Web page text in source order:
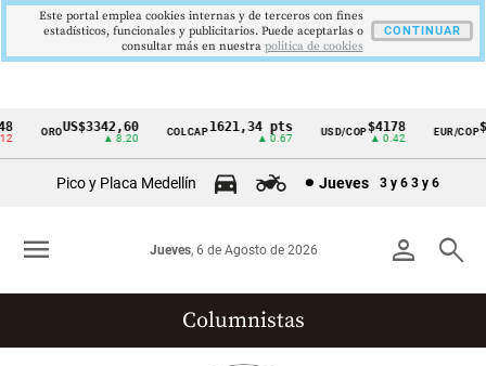
Cintillo
Colombia
OROUS$3342,60
▲ 8.20
COLCAP1621,34 pts
▲ 0.67
USD/COP$4178
▲ 0.42
EUR/COP
Pico y Placa Medellín Jueves 3 y 6 3 y 6
person search
Jueves, 6 de Agosto de 2026
menu
Columnistas
Este portal emplea cookies internas y de terceros con fines
estadísticos, funcionales y publicitarios. Puede aceptarlas o
consultar más en nuestra politica de cookies
CONTINUAR